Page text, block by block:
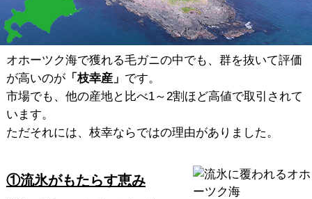
オホーツク海で獲れる毛ガニの中でも、群を抜いて評価
が高いのが「枝幸産」 です。
市場でも、他の産地と比べ1～2割ほど高値で取引されて
います。
ただそれには、枝幸ならではの理由がありました。
①流氷がもたらす恵み